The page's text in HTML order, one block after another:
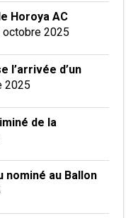
Horoya AC
octobre 2025
l’arrivée d’un
2025
de la
nominé au Ballon